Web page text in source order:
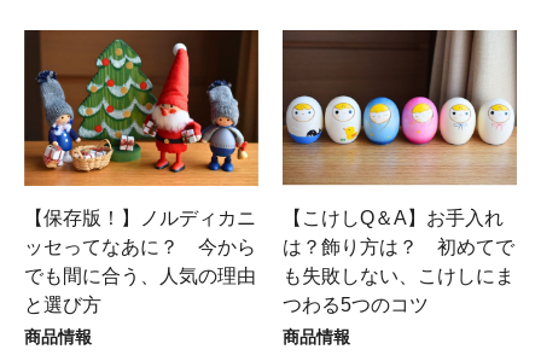
【保存版！】ノルディカニ
ッセってなあに？ 今から
でも間に合う、人気の理由
と選び方
商品情報
【こけしQ＆A】お手入れ
は？飾り方は？ 初めてで
も失敗しない、こけしにま
つわる5つのコツ
商品情報